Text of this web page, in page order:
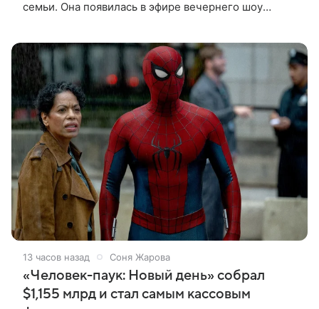
семьи. Она появилась в эфире вечернего шоу
13 часов назад Соня Жарова
«Человек-паук: Новый день» собрал
$1,155 млрд и стал самым кассовым